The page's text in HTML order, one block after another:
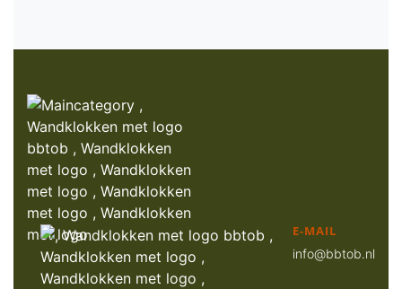
E-MAIL
info@bbtob.nl